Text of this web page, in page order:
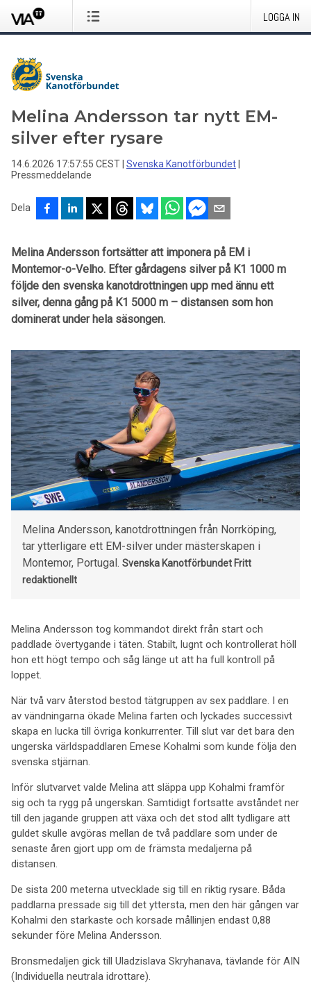
LOGGA IN
Melina Andersson tar nytt EM-
silver efter rysare
14.6.2026 17:57:55 CEST Svenska Kanotförbundet
Pressmeddelande
Dela
Melina Andersson fortsätter att imponera på EM i
Montemor-o-Velho. Efter gårdagens silver på K1 1000 m
följde den svenska kanotdrottningen upp med ännu ett
silver, denna gång på K1 5000 m – distansen som hon
dominerat under hela säsongen.
Melina Andersson, kanotdrottningen från Norrköping,
tar ytterligare ett EM-silver under mästerskapen i
Montemor, Portugal. Svenska Kanotförbundet Fritt
redaktionellt
Melina Andersson tog kommandot direkt från start och
paddlade övertygande i täten. Stabilt, lugnt och kontrollerat höll
hon ett högt tempo och såg länge ut att ha full kontroll på
loppet.
När två varv återstod bestod tätgruppen av sex paddlare. I en
av vändningarna ökade Melina farten och lyckades successivt
skapa en lucka till övriga konkurrenter. Till slut var det bara den
ungerska världspaddlaren Emese Kohalmi som kunde följa den
svenska stjärnan.
Inför slutvarvet valde Melina att släppa upp Kohalmi framför
sig och ta rygg på ungerskan. Samtidigt fortsatte avståndet ner
till den jagande gruppen att växa och det stod allt tydligare att
guldet skulle avgöras mellan de två paddlare som under de
senaste åren gjort upp om de främsta medaljerna på
distansen.
De sista 200 meterna utvecklade sig till en riktig rysare. Båda
paddlarna pressade sig till det yttersta, men den här gången var
Kohalmi den starkaste och korsade mållinjen endast 0,88
sekunder före Melina Andersson.
Bronsmedaljen gick till Uladzislava Skryhanava, tävlande för AIN
(Individuella neutrala idrottare).